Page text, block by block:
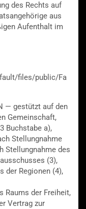
des Rechts auf
aus
Aufenthalt im
files/public/Fa
— gestützt auf den
Gemeinschaft,
Buchstabe a),
Stellungnahme
Stellungnahme des
(3),
der Regionen (4),
Raums der Freiheit,
Vertrag zur